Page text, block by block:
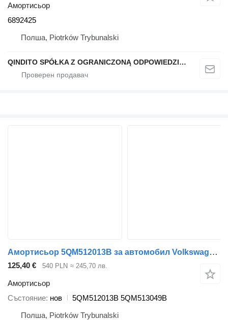
Амортисьор
6892425
Полша, Piotrków Trybunalski
QINDITO SPÓŁKA Z OGRANICZONĄ ODPOWIEDZIALNOŚCIĄ
Амортисьор 5QM512013B за автомобил Volkswagen Golf VII
125,40 € 540 PLN ≈ 245,70 лв.
Амортисьор
Състояние нов
5QM512013B 5QM513049B
Полша, Piotrków Trybunalski